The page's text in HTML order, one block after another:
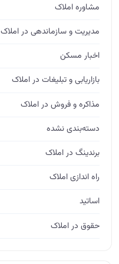
مشاوره املاک
مدیریت و سازماندهی در املاک
اخبار مسکن
بازاریابی و تبلیغات در املاک
مذاکره و فروش در املاک
دسته‌بندی نشده
برندینگ در املاک
راه اندازی املاک
اساتید
حقوق در املاک